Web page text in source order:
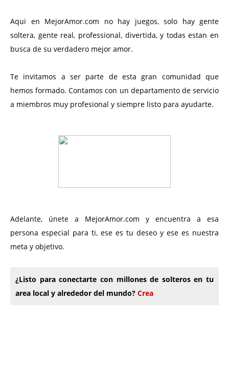
Aqui en MejorAmor.com no hay juegos, solo hay gente
soltera, gente real, professional, divertida, y todas estan en
busca de su verdadero mejor amor.
Te invitamos a ser parte de esta gran comunidad que
hemos formado. Contamos con un departamento de servicio
a miembros muy profesional y siempre listo para ayudarte.
Adelante, únete a MejorAmor.com y encuentra a esa
persona especial para ti, ese es tu deseo y ese es nuestra
meta y objetivo.
¿Listo para conectarte con millones de solteros en tu
area local y alrededor del mundo? Crea